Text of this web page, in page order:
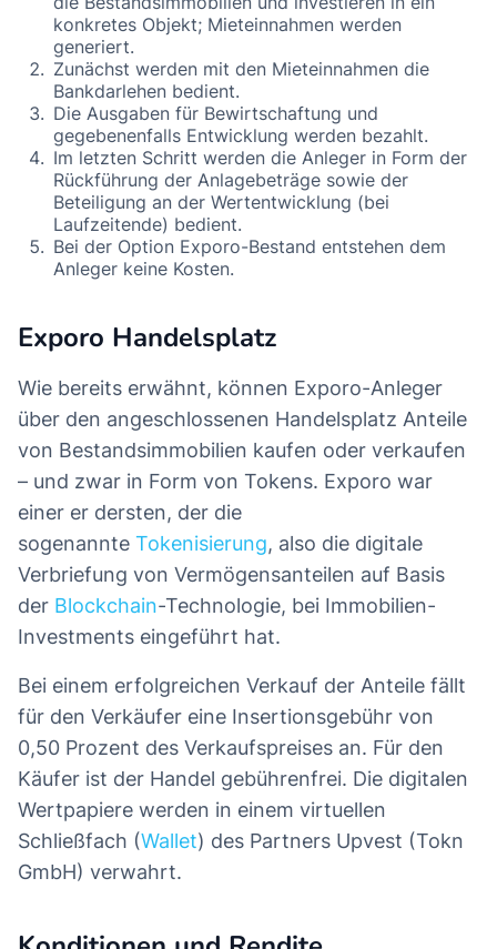
konkretes Objekt; Mieteinnahmen werden
generiert.
Zunächst werden mit den Mieteinnahmen die
Bankdarlehen bedient.
Die Ausgaben für Bewirtschaftung und
gegebenenfalls Entwicklung werden bezahlt.
Im letzten Schritt werden die Anleger in Form der
Rückführung der Anlagebeträge sowie der
Beteiligung an der Wertentwicklung (bei
Laufzeitende) bedient.
Bei der Option Exporo-Bestand entstehen dem
Anleger keine Kosten.
Exporo Handelsplatz
Wie bereits erwähnt, können Exporo-Anleger
über den angeschlossenen Handelsplatz Anteile
von Bestandsimmobilien kaufen oder verkaufen
– und zwar in Form von Tokens. Exporo war
einer er dersten, der die
sogenannte Tokenisierung, also die digitale
Verbriefung von Vermögensanteilen auf Basis
der Blockchain-Technologie, bei Immobilien-
Investments eingeführt hat.
Bei einem erfolgreichen Verkauf der Anteile fällt
für den Verkäufer eine Insertionsgebühr von
0,50 Prozent des Verkaufspreises an. Für den
Käufer ist der Handel gebührenfrei. Die digitalen
Wertpapiere werden in einem virtuellen
Schließfach (Wallet) des Partners Upvest (Tokn
GmbH) verwahrt.